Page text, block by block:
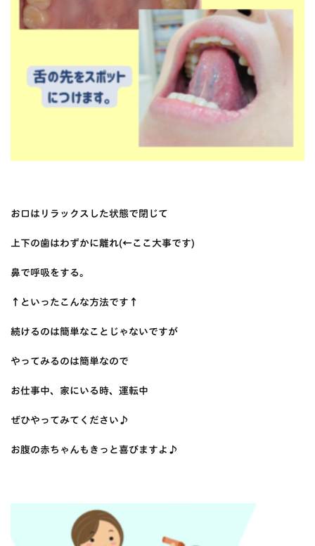
お口はリラックスした状態で閉じて
上下の歯はわずかに離れ(←ここ大事です)
鼻で呼吸をする。
↑といったこんな方法です↑
続けるのは簡単なことじゃないですが
やってみるのは簡単なので
お仕事中、家にいる時、運転中
ぜひやってみてください♪
お腹の赤ちゃんもきっと喜びますよ♪